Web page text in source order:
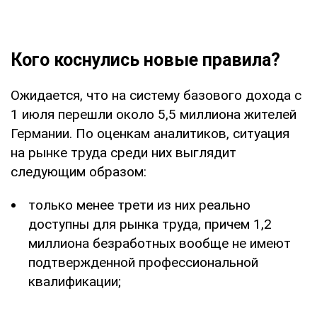
Кого коснулись новые правила?
Ожидается, что на систему базового дохода с
1 июля перешли около 5,5 миллиона жителей
Германии. По оценкам аналитиков, ситуация
на рынке труда среди них выглядит
следующим образом:
только менее трети из них реально
доступны для рынка труда, причем 1,2
миллиона безработных вообще не имеют
подтвержденной профессиональной
квалификации;